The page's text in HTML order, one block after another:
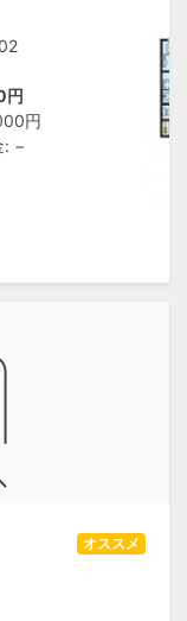
円
円
: −
オススメ